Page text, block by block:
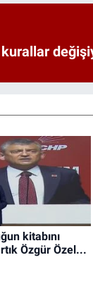
kitabını
Özgür Özel...